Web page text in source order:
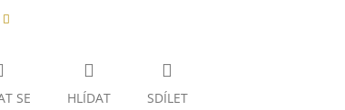
SE HLÍDAT SDÍLET